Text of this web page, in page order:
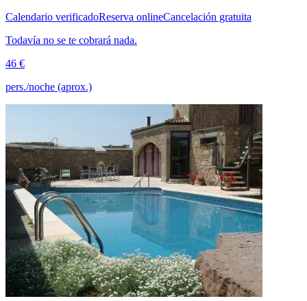
Calendario verificadoReserva onlineCancelación gratuita
Todavía no se te cobrará nada.
46 €
pers./noche (aprox.)